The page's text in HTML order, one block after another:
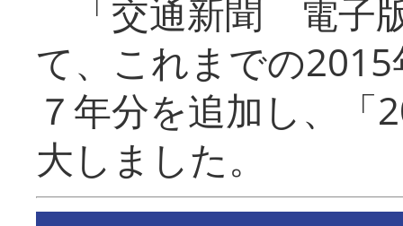
「交通新聞 電子
て、これまでの
７年分を追加し、「
大しまし